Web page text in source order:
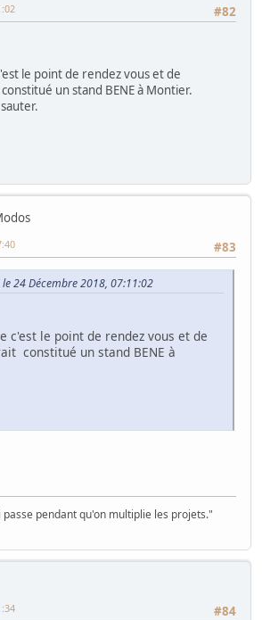
#82
le point de rendez vous et de
un stand BENE à Montier.
#83
24 Décembre 2018, 07:11:02
c'est le point de rendez vous et de
constitué un stand BENE à
pendant qu'on multiplie les projets."
#84